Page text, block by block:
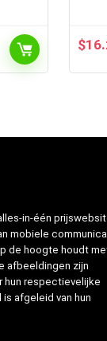
$
in-één
mobiele
de hoogte houdt
afbeeldingen zijn
hun respectievelijke
afgeleid van hun